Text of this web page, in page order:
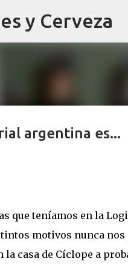
y Cerveza
argentina es...
que teníamos en la
motivos nunca
la casa de Cíclope a